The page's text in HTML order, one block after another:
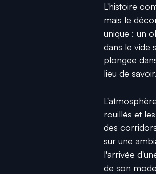
L'histoire
mais le
unique : un
dans le vide
plongée
lieu de savoir.
rouillés et
des
sur une
l'arrivée
de son